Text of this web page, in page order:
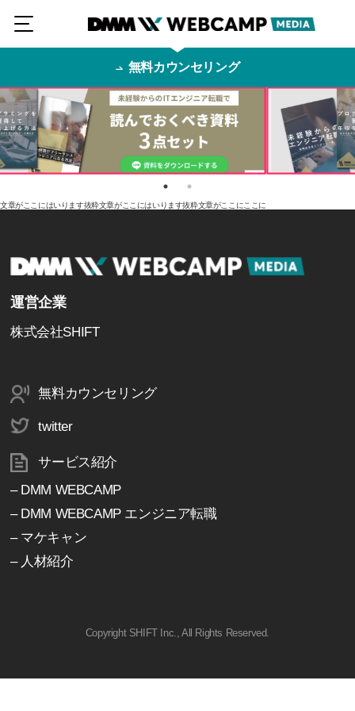
無料カウンセリング
文章がここにはいります抜粋文章がここにはいります抜粋文章がここにここに
運営企業
株式会社SHIFT
無料カウンセリング
twitter
サービス紹介
– DMM WEBCAMP
– DMM WEBCAMP エンジニア転職
– マケキャン
– 人材紹介
Copyright SHIFT Inc., All Rights Reserved.